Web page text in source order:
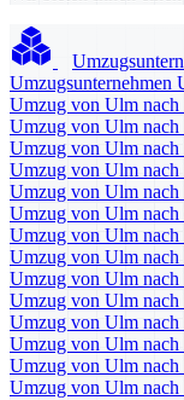
Umzugsunternehmen
Umzug von Ulm nach
Umzug von Ulm nach
Umzug von Ulm nach
Umzug von Ulm
Umzug von Ulm
Umzug von Ulm nach
Umzug von Ulm nach
Umzug von Ulm
Umzug von Ulm nach
Umzug von Ulm nach
Umzug von Ulm nach
Umzug von Ulm nach
Umzug von Ulm nach
Umzug von Ulm nach